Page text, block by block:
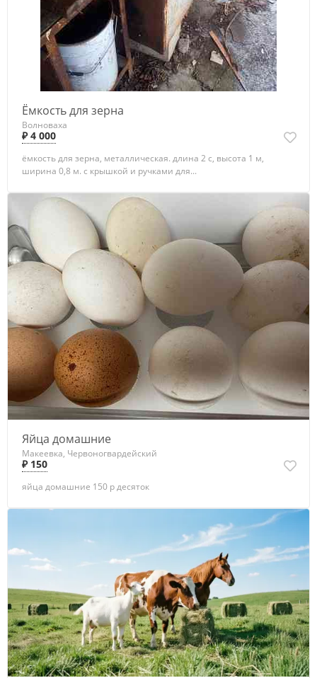
Ёмкость для зерна
Волноваха
₽ 4 000
ёмкость для зерна, металлическая. длина 2 с, высота 1 м,
ширина 0,8 м. с крышкой и ручками для...
Яйца домашние
Макеевка, Червоногвардейский
₽ 150
яйца домашние 150 р десяток